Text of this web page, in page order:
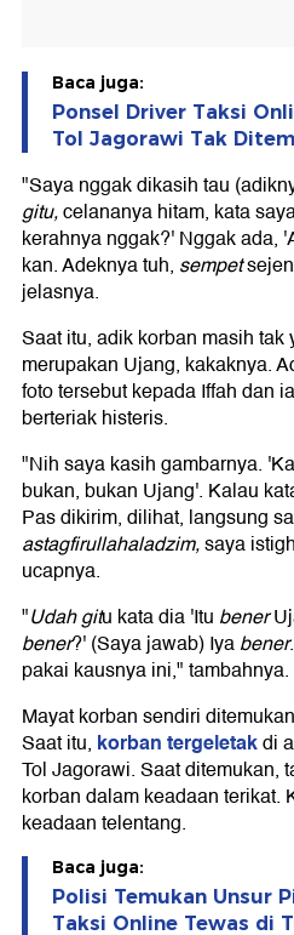
Baca juga:
Ponsel Driver Taksi
Tol Jagorawi Tak
"Saya nggak dikasih tau
gitu,celananya hitam, kata
kerahnya nggak?' Nggak ada,
kan. Adeknya tuh, sempet
jelasnya.
Saat itu, adik korban masih
merupakan Ujang, kakaknya.
foto tersebut kepada Iffah dan
berteriak histeris.
"Nih saya kasih gambarnya.
bukan, bukan Ujang'. Kalau
Pas dikirim, dilihat, langsung
astagfirullahaladzim,saya
ucapnya.
"Udah gitu kata dia 'Itu bener
bener?' (Saya jawab) Iyabener
pakai kausnya ini," tambahnya.
Mayat korban sendiri
Saat itu, korban tergeletakdi
Tol Jagorawi. Saat ditemukan,
korban dalam keadaan terikat.
keadaan telentang.
Baca juga:
Polisi Temukan Unsur
Taksi Online Tewas di